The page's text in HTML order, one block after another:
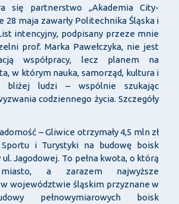
się partnerstwo „Akademia City-
28 maja zawarły Politechnika Śląska i
intencyjny, podpisany przeze mnie
prof. Marka Pawełczyka, nie jest
współpracy, lecz planem na
w którym nauka, samorząd, kultura i
bliżej ludzi – wspólnie szukając
codziennego życia. Szczegóły
– Gliwice otrzymały 4,5 mln zł
i Turystyki na budowę boisk
Jagodowej. To pełna kwota, o którą
miasto, a zarazem najwyższe
województwie śląskim przyznane w
pełnowymiarowych boisk